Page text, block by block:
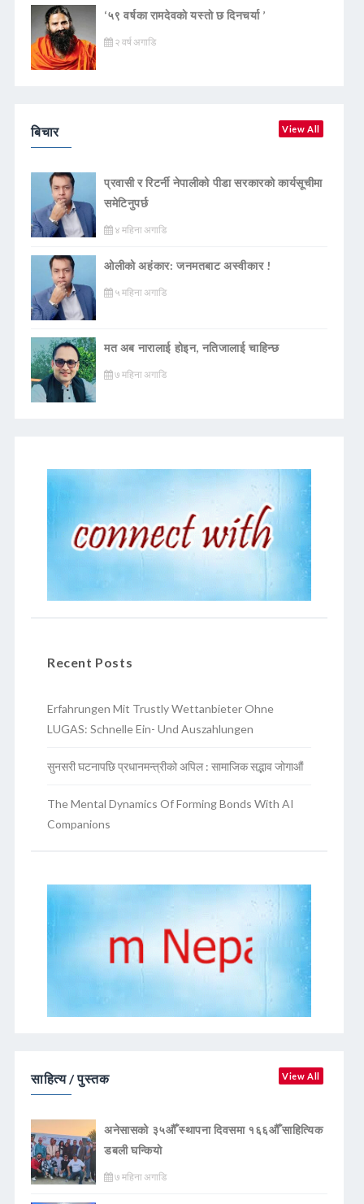
‘५९ वर्षका रामदेवकाे यस्ताे छ दिनचर्या ’
२ वर्ष अगाडि
बिचार View All
प्रवासी र रिटर्नी नेपालीको पीडा सरकारको कार्यसूचीमा
समेटिनुपर्छ
४ महिना अगाडि
ओलीको अहंकार: जनमतबाट अस्वीकार !
५ महिना अगाडि
मत अब नारालाई होइन, नतिजालाई चाहिन्छ
७ महिना अगाडि
Recent Posts
Erfahrungen Mit Trustly Wettanbieter Ohne
LUGAS: Schnelle Ein- Und Auszahlungen
सुनसरी घटनापछि प्रधानमन्त्रीको अपिल : सामाजिक सद्भाव जोगाऔं
The Mental Dynamics Of Forming Bonds With AI
Companions
साहित्य / पुस्तक View All
अनेसासको ३५औँ स्थापना दिवसमा १६६औँ साहित्यिक
डबली घन्कियाे
७ महिना अगाडि